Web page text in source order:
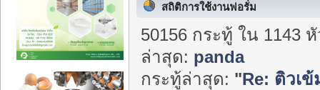
สถิติการใช้งานฟอรั่ม
50156 กระทู้ ใน 1143
ล่าสุด: panda
กระทู้ล่าสุด: "Re: ติวเข้